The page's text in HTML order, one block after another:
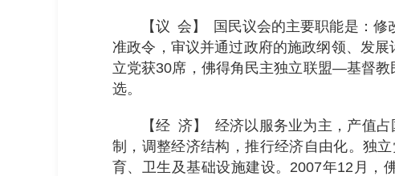
【议 会】 国民议会的主要职能是：
准政令，审议并通过政府的施政纲领、发
立党获30席，佛得角民主独立联盟—基督教
选。
【经 济】 经济以服务业为主，产值
制，调整经济结构，推行经济自由化。独
育、卫生及基础设施建设。2007年12月，